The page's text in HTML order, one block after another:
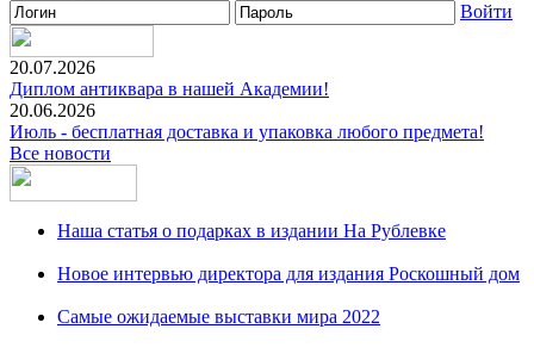
Войти
20.07.2026
Диплом антиквара в нашей Академии!
20.06.2026
Июль - бесплатная доставка и упаковка любого предмета!
Все новости
Наша статья о подарках в издании На Рублевке
Новое интервью директора для издания Роскошный дом
Самые ожидаемые выставки мира 2022